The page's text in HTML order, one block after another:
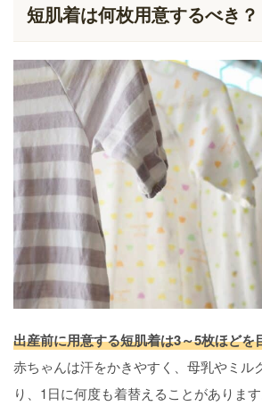
短肌着は何枚用意するべき？
出産前に用意する短肌着は3～5枚ほどを
赤ちゃんは汗をかきやすく、母乳やミル
り、1日に何度も着替えることがあります